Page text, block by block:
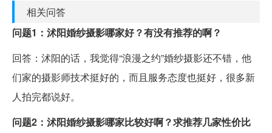
相关问答
问题1：沭阳婚纱摄影哪家好？有没有推荐的啊？
回答：沭阳的话，我觉得“浪漫之约”婚纱摄影还不错，他
们家的摄影师技术挺好的，而且服务态度也挺好，很多新
人拍完都说好。
问题2：沭阳婚纱摄影哪家比较好啊？求推荐几家性价比